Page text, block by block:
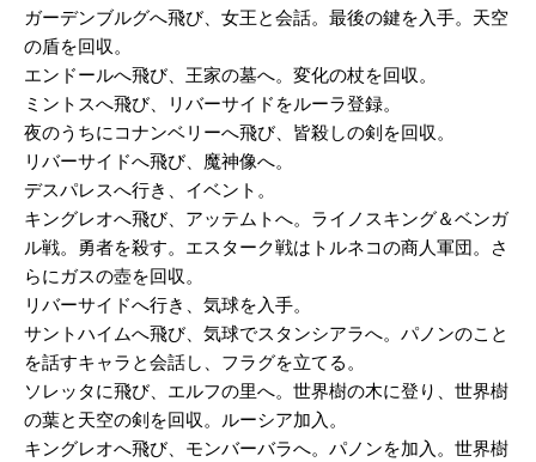
ガーデンブルグへ飛び、女王と会話。最後の鍵を入手。天空
の盾を回収。
エンドールへ飛び、王家の墓へ。変化の杖を回収。
ミントスへ飛び、リバーサイドをルーラ登録。
夜のうちにコナンベリーへ飛び、皆殺しの剣を回収。
リバーサイドへ飛び、魔神像へ。
デスパレスへ行き、イベント。
キングレオへ飛び、アッテムトへ。ライノスキング＆ベンガ
ル戦。勇者を殺す。エスターク戦はトルネコの商人軍団。さ
らにガスの壺を回収。
リバーサイドへ行き、気球を入手。
サントハイムへ飛び、気球でスタンシアラへ。パノンのこと
を話すキャラと会話し、フラグを立てる。
ソレッタに飛び、エルフの里へ。世界樹の木に登り、世界樹
の葉と天空の剣を回収。ルーシア加入。
キングレオへ飛び、モンバーバラへ。パノンを加入。世界樹